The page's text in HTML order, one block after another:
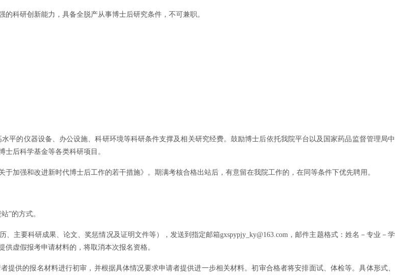
科研创新能力，具备全脱产从事博士后研究条件，不可兼职。
平的仪器设备、办公设施、科研环境等科研条件支撑及相关研究经费。鼓励博士后依托我院平台以及国家药品监督管理局中
后科学基金等各类科研项目。
加强和改进新时代博士后工作的若干措施》。期满考核合格出站后，有意留在我院工作的，在同等条件下优先聘用。
”的方式。
主要科研成果、论文、奖惩情况及证明文件等），发送到指定邮箱gxspypjy_ky@163.com，邮件主题格式：姓名－专业－学
虚假报考申请材料的，将取消本次报名资格。
供的报名材料进行初审，并根据具体情况要求申请者提供进一步相关材料。初审合格者将安排面试、体检等。具体形式、